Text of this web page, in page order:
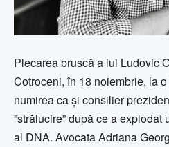
Plecarea bruscă a lui Ludovic
Cotroceni, în 18 noiembrie, la
numirea ca și consilier
”strălucire” după ce a
al DNA. Avocata Adriana